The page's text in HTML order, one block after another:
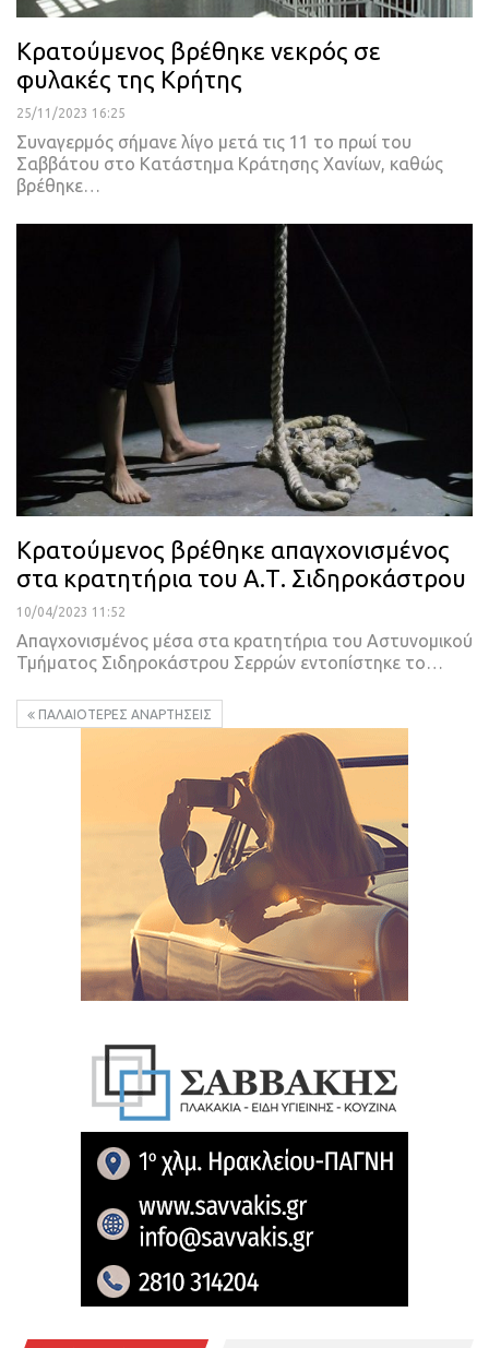
Κρατούμενος βρέθηκε νεκρός σε
φυλακές της Κρήτης
25/11/2023 16:25
Συναγερμός σήμανε λίγο μετά τις 11 το πρωί του
Σαββάτου στο Κατάστημα Κράτησης Χανίων, καθώς
βρέθηκε…
Κρατούμενος βρέθηκε απαγχονισμένος
στα κρατητήρια του Α.Τ. Σιδηροκάστρου
10/04/2023 11:52
Απαγχονισμένος μέσα στα κρατητήρια του Αστυνομικού
Τμήματος Σιδηροκάστρου Σερρών εντοπίστηκε το
ΠΑΛΑΙΌΤΕΡΕΣ ΑΝΑΡΤΉΣΕΙΣ